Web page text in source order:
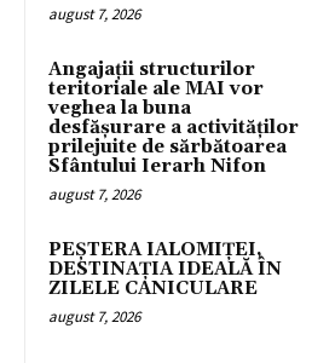
august 7, 2026
Angajații structurilor
teritoriale ale MAI vor
veghea la buna
desfășurare a activităților
prilejuite de sărbătoarea
Sfântului Ierarh Nifon
august 7, 2026
PEȘTERA IALOMIȚEI,
DESTINAȚIA IDEALĂ ÎN
ZILELE CANICULARE
august 7, 2026